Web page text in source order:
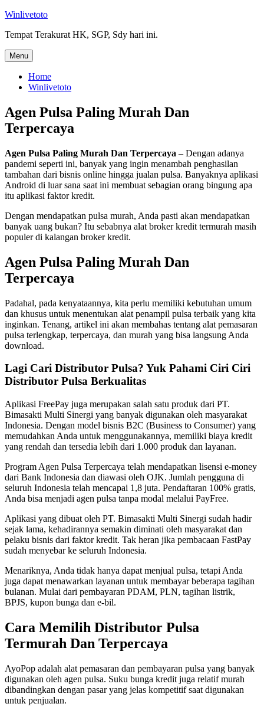
Skip
content
Winlivetoto
Tempat Terakurat HK, SGP, Sdy hari ini.
Menu
Home
Winlivetoto
Agen Pulsa Paling Murah Dan
Terpercaya
Agen Pulsa Paling Murah Dan Terpercaya – Dengan adanya
pandemi seperti ini, banyak yang ingin menambah penghasilan
tambahan dari bisnis online hingga jualan pulsa. Banyaknya aplikasi
Android di luar sana saat ini membuat sebagian orang bingung apa
itu aplikasi faktor kredit.
Dengan mendapatkan pulsa murah, Anda pasti akan mendapatkan
banyak uang bukan? Itu sebabnya alat broker kredit termurah masih
populer di kalangan broker kredit.
Agen Pulsa Paling Murah Dan
Terpercaya
Padahal, pada kenyataannya, kita perlu memiliki kebutuhan umum
dan khusus untuk menentukan alat penampil pulsa terbaik yang kita
inginkan. Tenang, artikel ini akan membahas tentang alat pemasaran
pulsa terlengkap, terpercaya, dan murah yang bisa langsung Anda
download.
Lagi Cari Distributor Pulsa? Yuk Pahami Ciri Ciri
Distributor Pulsa Berkualitas
Aplikasi FreePay juga merupakan salah satu produk dari PT.
Bimasakti Multi Sinergi yang banyak digunakan oleh masyarakat
Indonesia. Dengan model bisnis B2C (Business to Consumer) yang
memudahkan Anda untuk menggunakannya, memiliki biaya kredit
yang rendah dan tersedia lebih dari 1.000 produk dan layanan.
Program Agen Pulsa Terpercaya telah mendapatkan lisensi e-money
dari Bank Indonesia dan diawasi oleh OJK. Jumlah pengguna di
seluruh Indonesia telah mencapai 1,8 juta. Pendaftaran 100% gratis,
Anda bisa menjadi agen pulsa tanpa modal melalui PayFree.
Aplikasi yang dibuat oleh PT. Bimasakti Multi Sinergi sudah hadir
sejak lama, kehadirannya semakin diminati oleh masyarakat dan
pelaku bisnis dari faktor kredit. Tak heran jika pembacaan FastPay
sudah menyebar ke seluruh Indonesia.
Menariknya, Anda tidak hanya dapat menjual pulsa, tetapi Anda
juga dapat menawarkan layanan untuk membayar beberapa tagihan
bulanan. Mulai dari pembayaran PDAM, PLN, tagihan listrik,
BPJS, kupon bunga dan e-bil.
Cara Memilih Distributor Pulsa
Termurah Dan Terpercaya
AyoPop adalah alat pemasaran dan pembayaran pulsa yang banyak
digunakan oleh agen pulsa. Suku bunga kredit juga relatif murah
dibandingkan dengan pasar yang jelas kompetitif saat digunakan
untuk penjualan.